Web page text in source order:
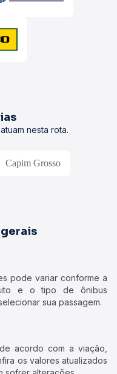
nesta rota.
Capim Grosso
pode variar conforme a
e o tipo de ônibus
sua passagem.
acordo com a viação,
os valores atualizados